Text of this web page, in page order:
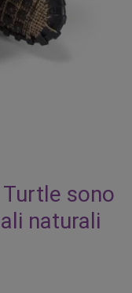
sono
naturali